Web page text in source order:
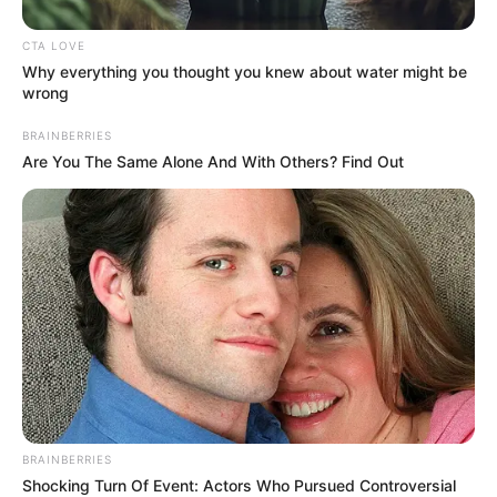
CTA LOVE
Why everything you thought you knew about water might be
wrong
BRAINBERRIES
Are You The Same Alone And With Others? Find Out
BRAINBERRIES
Shocking Turn Of Event: Actors Who Pursued Controversial